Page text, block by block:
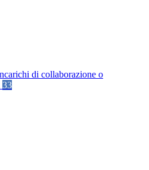
di collaborazione o
33